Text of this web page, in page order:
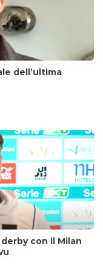
dell’ultima
derby con il Milan